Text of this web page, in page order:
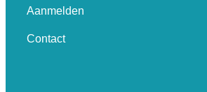
Aanmelden
Contact